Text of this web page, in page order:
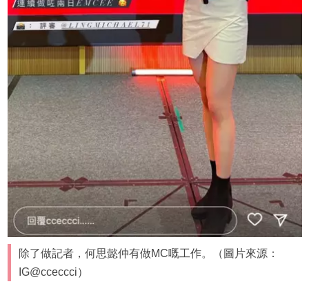
除了做記者，何思懿仲有做MC嘅工作。（圖片來源：
IG@cceccci）